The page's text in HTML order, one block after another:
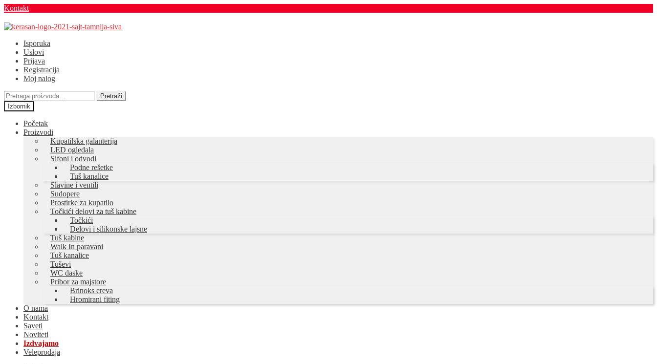
Kontakt
Preskoči
navigaciju
Skoči
sadržajIsporuka
Uslovi
Prijava
Registracija
Moj nalog
Pretraga
za:
Pretraži
Izbornik
Početak
Proizvodi
Kupatilska galanterija
LED ogledala
Sifoni i odvodi
Podne rešetke
Tuš kanalice
Slavine i ventili
Sudopere
Prostirke za kupatilo
Točkići delovi za tuš kabine
Točkići
Delovi i silikonske lajsne
Tuš kabine
Walk In paravani
Tuš kanalice
Tuševi
WC daske
Pribor za majstore
Brinoks creva
Hromirani fiting
O nama
Kontakt
Saveti
Noviteti
Izdvajamo
Veleprodaja